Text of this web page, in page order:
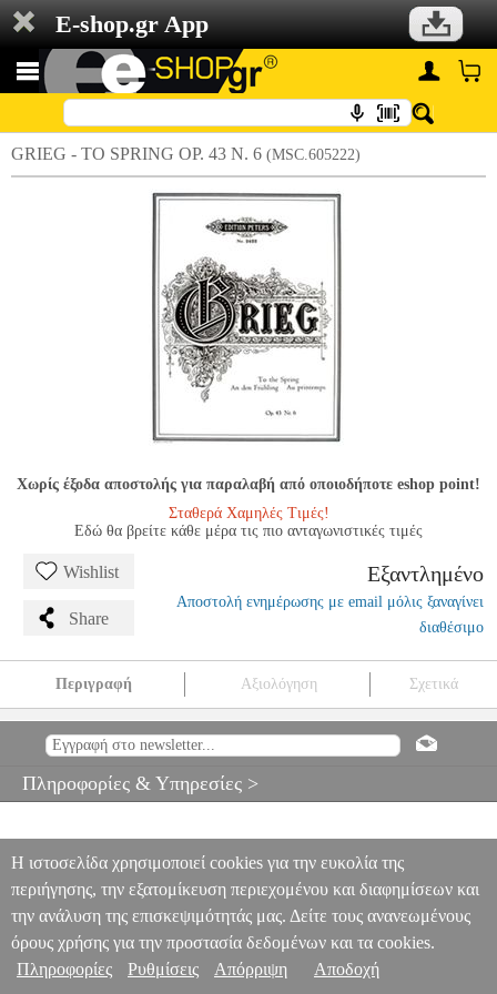
E-shop.gr App
GRIEG - TO SPRING OP. 43 N. 6 (MSC.605222)
Χωρίς έξοδα αποστολής για παραλαβή από οποιοδήποτε eshop point!
Σταθερά Χαμηλές Τιμές!
Εδώ θα βρείτε κάθε μέρα τις πιο ανταγωνιστικές τιμές
Wishlist
Share
Εξαντλημένο
Αποστολή ενημέρωσης με email μόλις ξαναγίνει
διαθέσιμο
Περιγραφή Αξιολόγηση Σχετικά
EDITION PETERS EDITION PETERS
ΜΟΥΣΙΚΑ ΒΙΒΛΙΑ
0
Πληροφορίες & Υπηρεσίες >
Η ιστοσελίδα χρησιμοποιεί cookies για την ευκολία της
περιήγησης, την εξατομίκευση περιεχομένου και διαφημίσεων και
την ανάλυση της επισκεψιμότητάς μας. Δείτε τους ανανεωμένους
όρους χρήσης για την προστασία δεδομένων και τα cookies.
Πληροφορίες
Ρυθμίσεις Απόρριψη Αποδοχή